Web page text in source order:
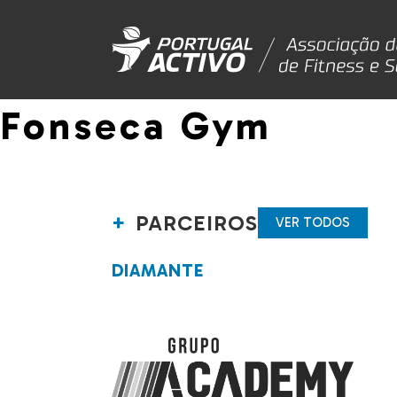
Fonseca Gym
PARCEIROS VER TODOS
DIAMANTE